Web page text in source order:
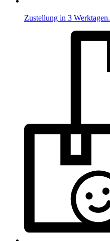
Zustellung in 3 Werktagen.